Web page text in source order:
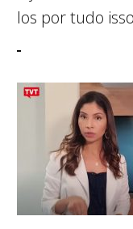
los por tudo